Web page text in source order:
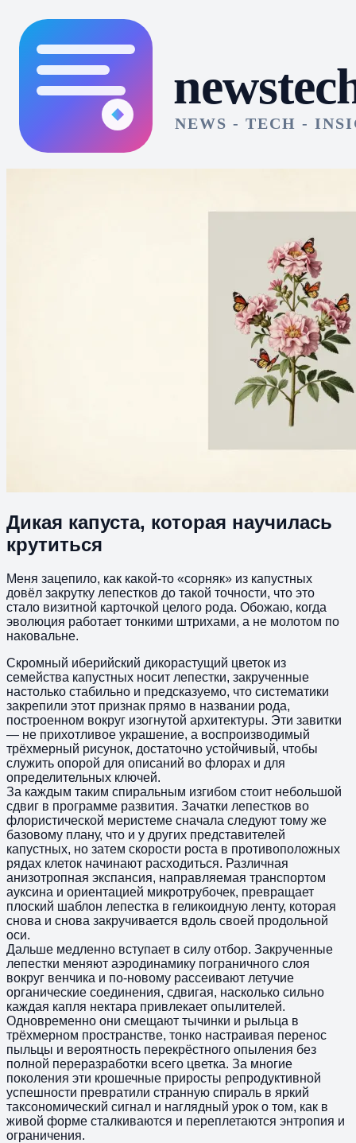
Дикая капуста, которая научилась
крутиться
Меня зацепило, как какой‑то «сорняк» из капустных
довёл закрутку лепестков до такой точности, что это
стало визитной карточкой целого рода. Обожаю, когда
эволюция работает тонкими штрихами, а не молотом по
наковальне.
Скромный иберийский дикорастущий цветок из
семейства капустных носит лепестки, закрученные
настолько стабильно и предсказуемо, что систематики
закрепили этот признак прямо в названии рода,
построенном вокруг изогнутой архитектуры. Эти завитки
— не прихотливое украшение, а воспроизводимый
трёхмерный рисунок, достаточно устойчивый, чтобы
служить опорой для описаний во флорах и для
определительных ключей.
За каждым таким спиральным изгибом стоит небольшой
сдвиг в программе развития. Зачатки лепестков во
флористической меристеме сначала следуют тому же
базовому плану, что и у других представителей
капустных, но затем скорости роста в противоположных
рядах клеток начинают расходиться. Различная
анизотропная экспансия, направляемая транспортом
ауксина и ориентацией микротрубочек, превращает
плоский шаблон лепестка в геликоидную ленту, которая
снова и снова закручивается вдоль своей продольной
оси.
Дальше медленно вступает в силу отбор. Закрученные
лепестки меняют аэродинамику пограничного слоя
вокруг венчика и по‑новому рассеивают летучие
органические соединения, сдвигая, насколько сильно
каждая капля нектара привлекает опылителей.
Одновременно они смещают тычинки и рыльца в
трёхмерном пространстве, тонко настраивая перенос
пыльцы и вероятность перекрёстного опыления без
полной переразработки всего цветка. За многие
поколения эти крошечные приросты репродуктивной
успешности превратили странную спираль в яркий
таксономический сигнал и наглядный урок о том, как в
живой форме сталкиваются и переплетаются энтропия и
ограничения.